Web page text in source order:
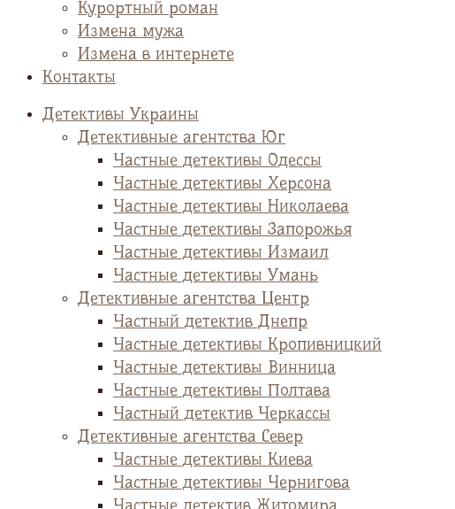
Курортный роман
Измена мужа
Измена в интернете
Контакты
Детективы Украины
Детективные агентства Юг
Частные детективы Одессы
Частные детективы Херсона
Частные детективы Николаева
Частные детективы Запорожья
Частные детективы Измаил
Частные детективы Умань
Детективные агентства Центр
Частный детектив Днепр
Частные детективы Кропивницкий
Частные детективы Винница
Частные детективы Полтава
Частный детектив Черкассы
Детективные агентства Север
Частные детективы Киева
Частные детективы Чернигова